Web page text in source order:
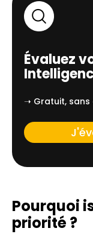
Évaluez
➝ Gratuit, sans
Pourquoi
priorité ?